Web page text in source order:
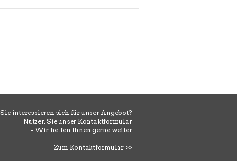
Sie interessieren sich für unser Angebot?
Nutzen Sie unser Kontaktformular
- Wir helfen Ihnen gerne weiter
Zum Kontaktformular >>